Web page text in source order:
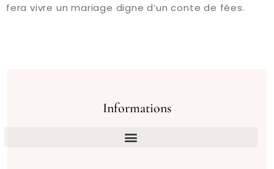
fera vivre un mariage digne d’un conte de fées.
Informations